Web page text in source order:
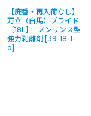
【廃番・再入荷なし】
万立（白馬）プライド
［18L］- ノンリンス型
強力剥離剤 [39-18-1-
o]